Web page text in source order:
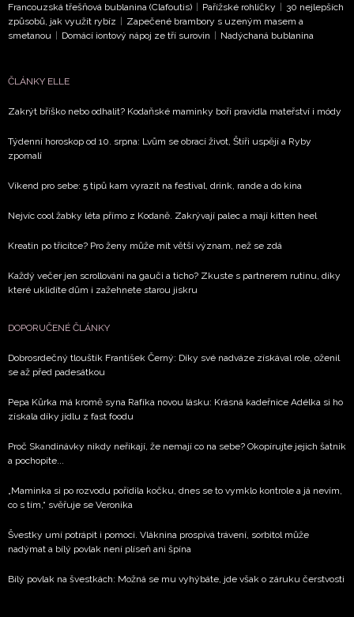
Francouzská třešňová bublanina (Clafoutis) | Pařížské rohlíčky | 30 nejlepších
způsobů, jak využít rybíz | Zapečené brambory s uzeným masem a
smetanou | Domácí iontový nápoj ze tří surovin | Nadýchaná bublanina
ČLÁNKY ELLE
Zakrýt bříško nebo odhalit? Kodaňské maminky boří pravidla mateřství i módy
Týdenní horoskop od 10. srpna: Lvům se obrací život, Štíři uspějí a Ryby
zpomalí
Víkend pro sebe: 5 tipů kam vyrazit na festival, drink, rande a do kina
Nejvíc cool žabky léta přímo z Kodaně. Zakrývají palec a mají kitten heel
Kreatin po třicítce? Pro ženy může mít větší význam, než se zdá
Každý večer jen scrollování na gauči a ticho? Zkuste s partnerem rutinu, díky
které uklidíte dům i zažehnete starou jiskru
DOPORUČENÉ ČLÁNKY
Dobrosrdečný tlouštík František Černý: Díky své nadváze získával role, oženil
se až před padesátkou
Pepa Kůrka má kromě syna Rafíka novou lásku: Krásná kadeřnice Adélka si ho
získala díky jídlu z fast foodu
Proč Skandinávky nikdy neříkají, že nemají co na sebe? Okopírujte jejich šatník
a pochopíte...
„Maminka si po rozvodu pořídila kočku, dnes se to vymklo kontrole a já nevím,
co s tím,“ svěřuje se Veronika
Švestky umí potrápit i pomoci. Vláknina prospívá trávení, sorbitol může
nadýmat a bílý povlak není plíseň ani špína
Bílý povlak na švestkách: Možná se mu vyhýbáte, jde však o záruku čerstvosti